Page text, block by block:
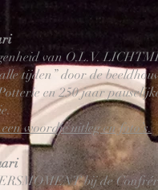
van O.L.V.
tijden” door de
en 250 jaar
woordje uitleg en foto’s.
bij de